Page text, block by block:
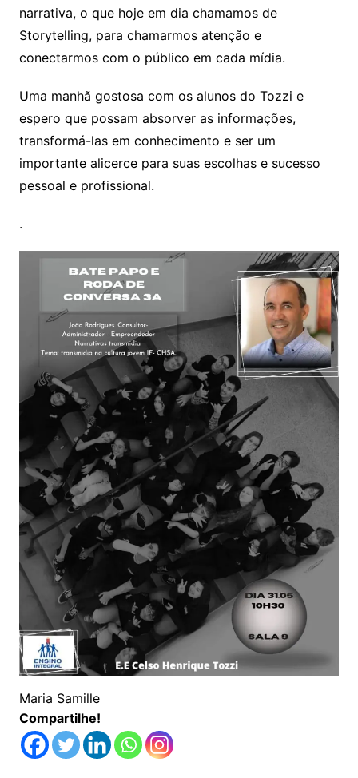
narrativa, o que hoje em dia chamamos de
Storytelling, para chamarmos atenção e
conectarmos com o público em cada mídia.
Uma manhã gostosa com os alunos do Tozzi e
espero que possam absorver as informações,
transformá-las em conhecimento e ser um
importante alicerce para suas escolhas e sucesso
pessoal e profissional.
.
Maria Samille
Compartilhe!